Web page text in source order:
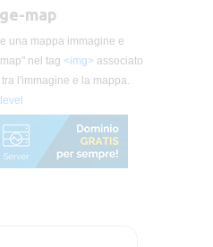
map
una mappa immagine e
nel tag <img>associato
l'immagine e la mappa.